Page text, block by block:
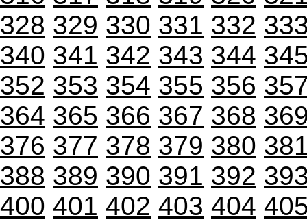
328 329 330 331 332
340 341 342 343 344
352 353 354 355 356
364 365 366 367 368
376 377 378 379 380
388 389 390 391 392
400 401 402 403 404